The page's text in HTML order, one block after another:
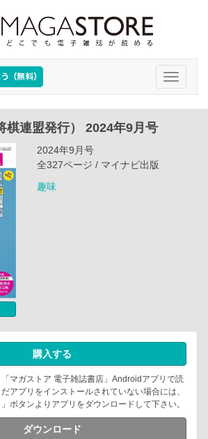
Toggle
棋連盟発行） 2024年9月号
2024年9月号
全327ページ / マイナビ出版
趣味
購入する
マガストア 電子雑誌書店」Androidアプリで読
アプリをインストールされていない場合には、
ボタンよりアプリをダウンロードして下さい。
ダウンロード